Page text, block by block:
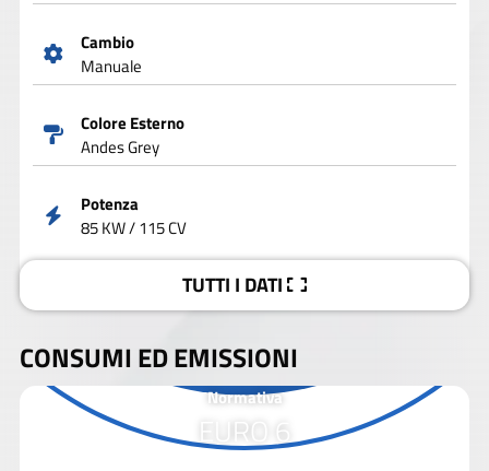
Cambio
Manuale
Colore Esterno
Andes Grey
Potenza
85 KW / 115 CV
TUTTI I DATI
CONSUMI ED EMISSIONI
Normativa
EURO 6